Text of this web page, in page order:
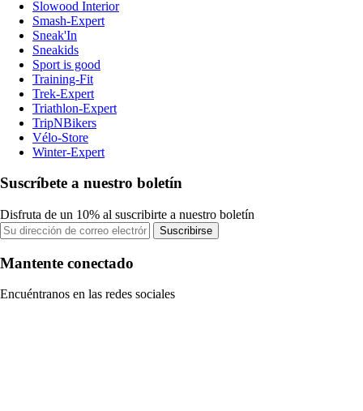
Slowood Interior
Smash-Expert
Sneak'In
Sneakids
Sport is good
Training-Fit
Trek-Expert
Triathlon-Expert
TripNBikers
Vélo-Store
Winter-Expert
Suscríbete a nuestro boletín
Disfruta de un 10% al suscribirte a nuestro boletín
Suscribirse
Mantente conectado
Encuéntranos en las redes sociales